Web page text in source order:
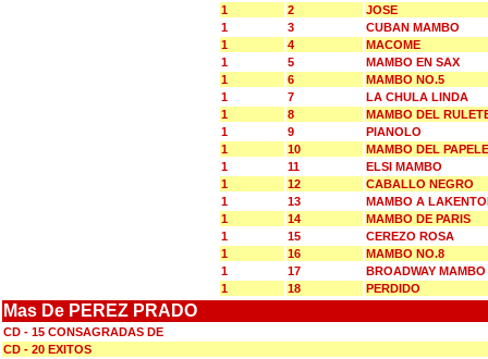
1
2
JOSE
1
3
CUBAN MAMBO
1
4
MACOME
1
5
MAMBO EN SAX
1
6
MAMBO NO.5
1
7
LA CHULA LINDA
1
8
MAMBO DEL
1
9
PIANOLO
1
10
MAMBO DEL
1
11
ELSI MAMBO
1
12
CABALLO NEGRO
1
13
MAMBO A
1
14
MAMBO DE PARIS
1
15
CEREZO ROSA
1
16
MAMBO NO.8
1
17
BROADWAY MAMBO
1
18 PERDIDO
Mas De PEREZ PRADO
CD - 15 CONSAGRADAS DE
CD - 20 EXITOS